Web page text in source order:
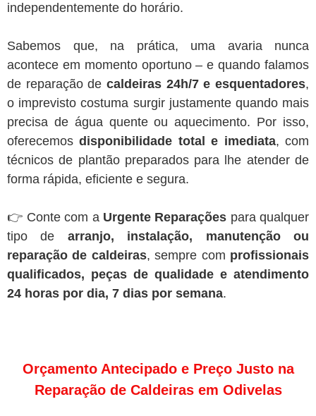
independentemente do horário.
Sabemos que, na prática, uma avaria nunca
acontece em momento oportuno – e quando falamos
de reparação de caldeiras 24h/7 e esquentadores,
o imprevisto costuma surgir justamente quando mais
precisa de água quente ou aquecimento. Por isso,
oferecemosdisponibilidade total e imediata, com
técnicos de plantão preparados para lhe atender de
forma rápida, eficiente e segura.
👉 Conte com a Urgente Reparações para qualquer
tipo de arranjo, instalação, manutenção ou
reparação de caldeiras, sempre com profissionais
qualificados, peças de qualidade e atendimento
24 horas por dia, 7 dias por semana.
Orçamento Antecipado e Preço Justo na
Reparação de Caldeiras em Odivelas